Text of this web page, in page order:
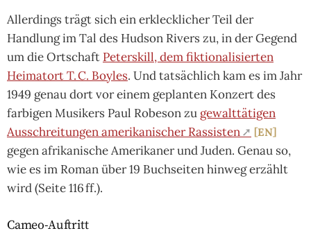
Allerdings trägt sich ein erklecklicher Teil der
Handlung im Tal des Hudson Rivers zu, in der Gegend
um die Ortschaft Peterskill, dem fiktionalisierten
Heimatort T. C. Boyles. Und tatsächlich kam es im Jahr
1949 genau dort vor einem geplanten Konzert des
farbigen Musikers Paul Robeson zu gewalttätigen
Ausschreitungen amerikanischer Rassisten
EN
gegen afrikanische Amerikaner und Juden. Genau so,
wie es im Roman über 19 Buchseiten hinweg erzählt
wird (Seite 116 ff.).
Cameo-Auftritt